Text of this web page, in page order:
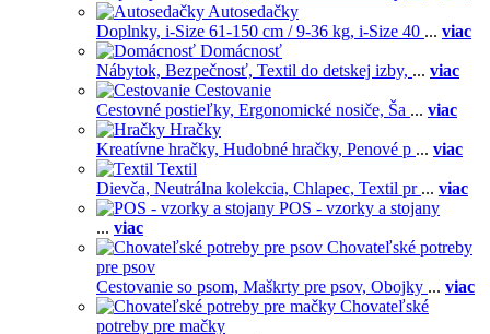
Autosedačky
Doplnky, i-Size 61-150 cm / 9-36 kg, i-Size 40 ... viac
Domácnosť
Nábytok, Bezpečnosť, Textil do detskej izby, ... viac
Cestovanie
Cestovné postieľky, Ergonomické nosiče, Ša ... viac
Hračky
Kreatívne hračky, Hudobné hračky, Penové p ... viac
Textil
Dievča, Neutrálna kolekcia, Chlapec, Textil pr ... viac
POS - vzorky a stojany
... viac
Chovateľské potreby
pre psov
Cestovanie so psom, Maškrty pre psov, Obojky ... viac
Chovateľské
potreby pre mačky